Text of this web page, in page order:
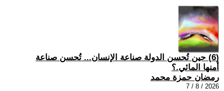
(6) حين تُحسن الدولة صناعة الإنسان... تُحسن صناعة
أمنها المائي.؟
رمضان حمزة محمد
2026 / 8 / 7